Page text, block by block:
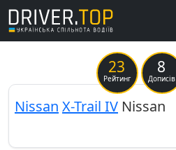
23
Рейтинг
8
Дописів
Nissan X-Trail IV Nissan